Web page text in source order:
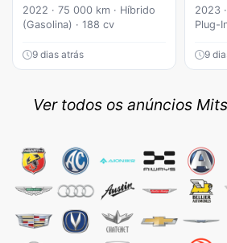
2022 · 75 000 km · Híbrido
(Gasolina) · 188 cv
9 dias atrás
2023
Plug-
9
Ver todos os anúncios